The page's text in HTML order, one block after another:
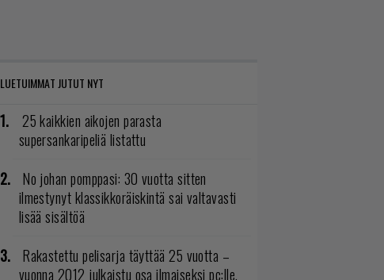
LUETUIMMAT JUTUT NYT
25 kaikkien aikojen parasta
supersankaripeliä listattu
No johan pomppasi: 30 vuotta sitten
ilmestynyt klassikkoräiskintä sai valtavasti
lisää sisältöä
Rakastettu pelisarja täyttää 25 vuotta –
vuonna 2012 julkaistu osa ilmaiseksi pc:lle,